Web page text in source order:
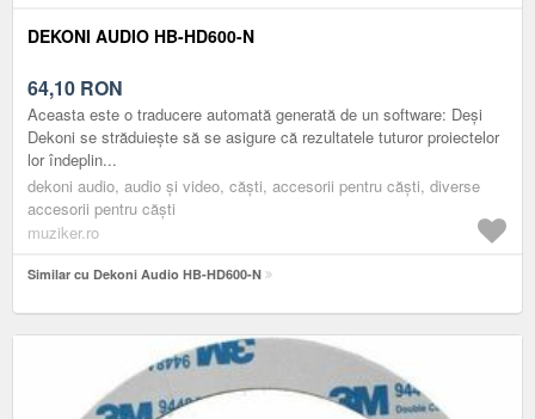
DEKONI AUDIO HB-HD600-N
64,10 RON
Aceasta este o traducere automată generată de un software: Deși
Dekoni se străduiește să se asigure că rezultatele tuturor proiectelor
lor îndeplin...
dekoni audio, audio și video, căști, accesorii pentru căști, diverse
accesorii pentru căşti
muziker.ro
Similar cu Dekoni Audio HB-HD600-N